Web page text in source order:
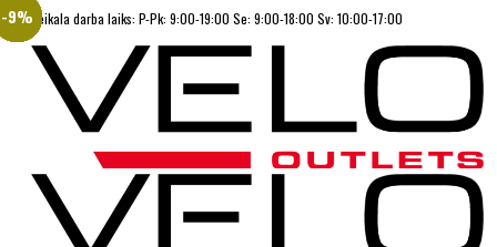
Veikala darba laiks: P-Pk: 9:00-19:00 Se: 9:00-18:00 Sv: 10:00-17:00
-7%
-7%
-7%
-7%
-8%
-8%
-9%
-9%
-9%